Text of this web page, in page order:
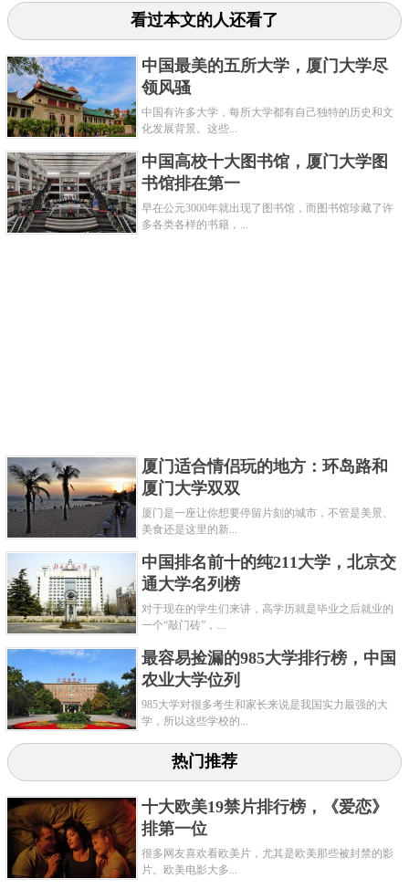
性质：公办
上海外国语大学是在新中国成立后，兴办的第一
所外语学校，于1949年12月建立，是上海十大高校之
一，是新中国成立后兴办的第一所高等外语学府，是
看过本文的人还看了
中国最美的五所大学，厦门大学尽
领风骚
中国有许多大学，每所大学都有自己独特的历史和文
化发展背景。这些...
中国高校十大图书馆，厦门大学图
书馆排在第一
早在公元3000年就出现了图书馆，而图书馆珍藏了许
多各类各样的书籍，...
厦门适合情侣玩的地方：环岛路和
厦门大学双双
厦门是一座让你想要停留片刻的城市，不管是美景、
美食还是这里的新...
中国排名前十的纯211大学，北京交
通大学名列榜
对于现在的学生们来讲，高学历就是毕业之后就业的
一个“敲门砖”，...
最容易捡漏的985大学排行榜，中国
农业大学位列
985大学对很多考生和家长来说是我国实力最强的大
学，所以这些学校的...
热门推荐
十大欧美19禁片排行榜，《爱恋》
排第一位
很多网友喜欢看欧美片，尤其是欧美那些被封禁的影
片。欧美电影大多...